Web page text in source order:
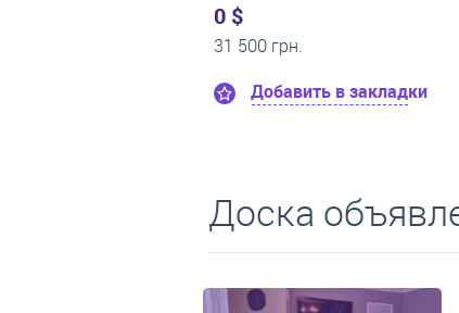
Добавить в закладки
10 000 грн.
Добавить в
Доска